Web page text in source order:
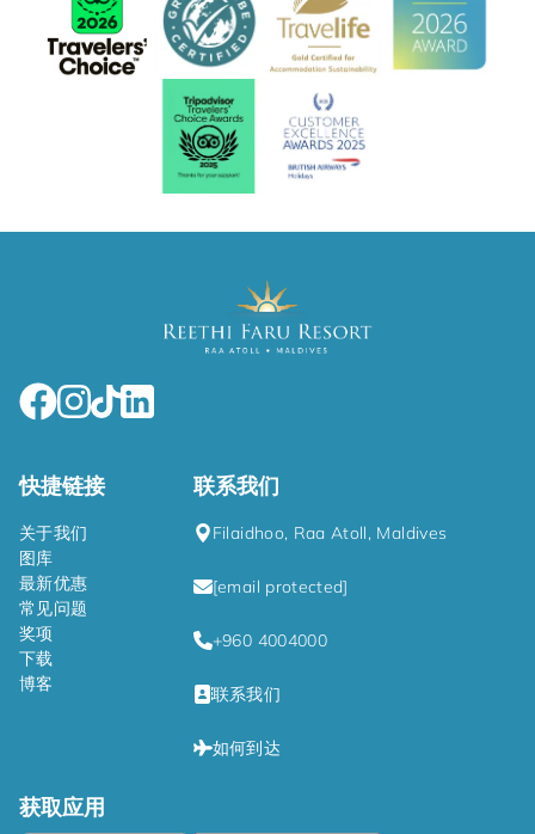
快捷链接
关于我们
图库
最新优惠
常见问题
奖项
下载
博客
联系我们
Filaidhoo, Raa Atoll, Maldives
[email protected]
+960 4004000
联系我们
如何到达
获取应用